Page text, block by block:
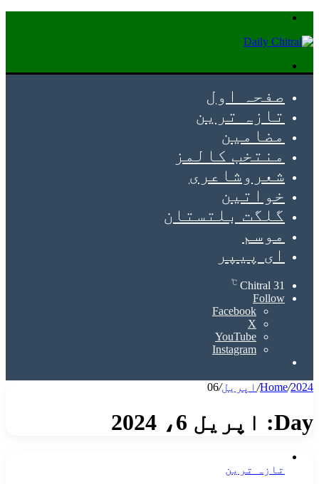
for
صفحہ اول
تازہ ترین
مضامین
منتخب کالمز
شعروشاعری
خواتین
گلگت بلتستان
موسم
ای پیپر
Chitral 31
℃
Follow
Facebook
X
YouTube
Instagram
Home/2024
/ اپریل/
06
Day: اپریل 6، 2024
تازہ ترین